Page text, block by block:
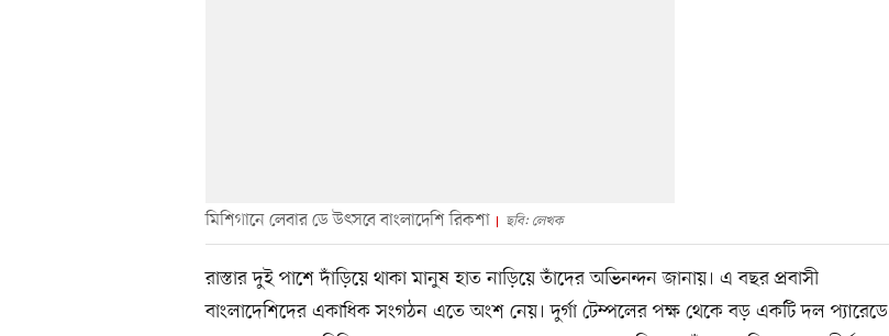
মিশিগানে লেবার ডে উৎসবে বাংলাদেশি রিকশা ছবি: লেখক
রাস্তার দুই পাশে দাঁড়িয়ে থাকা মানুষ হাত নাড়িয়ে তাঁদের অভিনন্দন জানায়। এ বছর প্রবাসী
বাংলাদেশিদের একাধিক সংগঠন এতে অংশ নেয়। দুর্গা টেম্পলের পক্ষ থেকে বড় একটি দল প্যারেডে